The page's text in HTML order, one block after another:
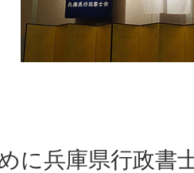
に兵庫県行政書